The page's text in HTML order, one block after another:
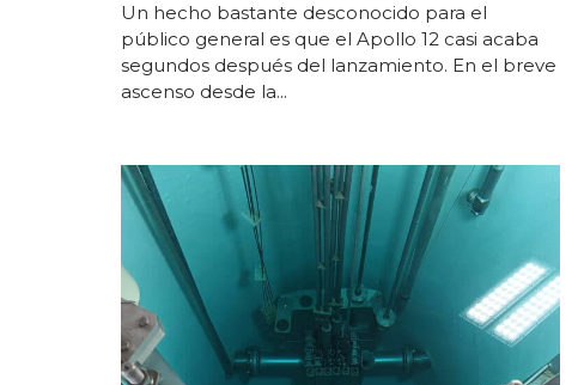
Un hecho bastante desconocido para el
público general es que el Apollo 12 casi acaba
segundos después del lanzamiento. En el breve
ascenso desde la...